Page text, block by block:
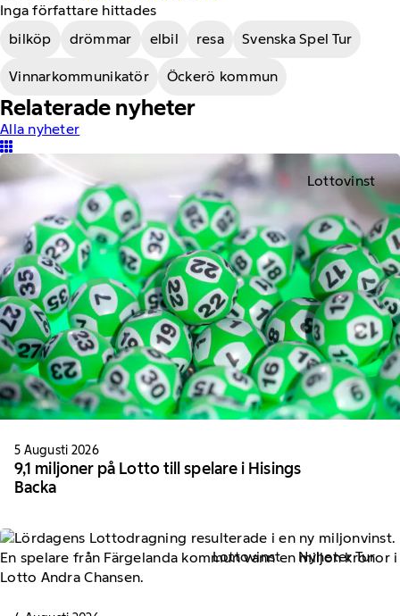
Inga författare hittades
bilköp
drömmar elbil resa Svenska Spel Tur
Vinnarkommunikatör Öckerö kommun
Relaterade nyheter
Alla nyheter
Lottovinst
5 Augusti 2026
9,1 miljoner på Lotto till spelare i Hisings
Backa
Lottovinst Nyheter Tur